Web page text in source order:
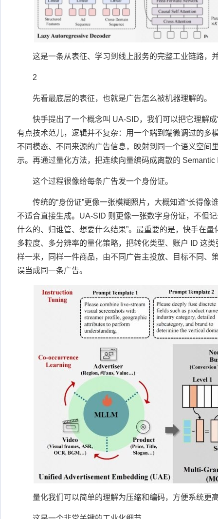
这是一条从表征、学习到线上服务的完整工业链路，
2
先看最底层的表征，也就是广告怎么被机器理解的。
快手提出了一个概念叫 UA-SID，我们可以把它理解
有点技术范儿，逻辑并不复杂：用一个端到端微调过的多
不同模态、不同来源的广告信息，映射到同一个语义空间
示。再通过量化方法，把连续向量编码成离散的 Semantic
这个过程很像给每条广告发一个身份证。
传统的“身份证”更像一张模糊照片，大概知道“长得像
不适合直接生成。UA-SID 则更像一张数字身份证，不但记
什么的、归谁管、想要什么结果”。最重要的是，快手在
多粒度、多分辨率的量化策略，把转化类型、账户 ID 这
样一来，同样一件商品，由不同广告主投放、目标不同、
误当成同一条广告。
量化我们可以简单的理解为压缩和编码，方便系统更